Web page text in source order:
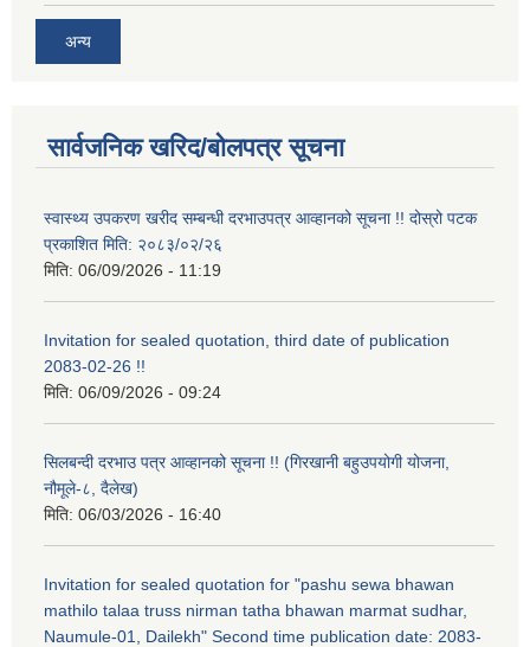
अन्य
सार्वजनिक खरिद/बोलपत्र सूचना
स्वास्थ्य उपकरण खरीद सम्बन्धी दरभाउपत्र आव्हानको सूचना !! दोस्रो पटक
प्रकाशित मिति: २०८३/०२/२६
मिति: 06/09/2026 - 11:19
Invitation for sealed quotation, third date of publication
2083-02-26 !!
मिति: 06/09/2026 - 09:24
सिलबन्दी दरभाउ पत्र आव्हानको सूचना !! (गिरखानी बहुउपयोगी योजना,
नौमूले-८, दैलेख)
मिति: 06/03/2026 - 16:40
Invitation for sealed quotation for "pashu sewa bhawan
mathilo talaa truss nirman tatha bhawan marmat sudhar,
Naumule-01, Dailekh" Second time publication date: 2083-